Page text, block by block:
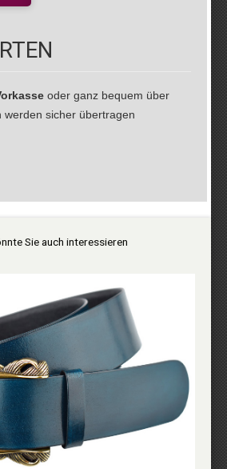
oder ganz bequem über
werden sicher übertragen
Sie auch interessieren